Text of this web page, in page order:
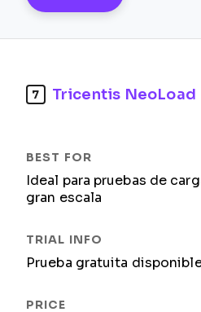
7 Tricentis NeoLoad
Ideal para pruebas de
gran escala
Prueba gratuita